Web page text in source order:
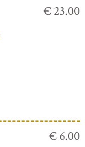
€ 23.00
€ 6.00